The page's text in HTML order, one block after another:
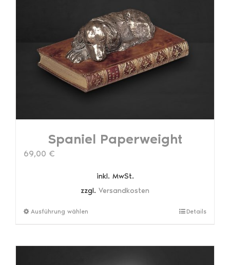
Spaniel Paperweight
69,00 €
inkl. MwSt.
zzgl. Versandkosten
Ausführung wählen
mehrere
Details